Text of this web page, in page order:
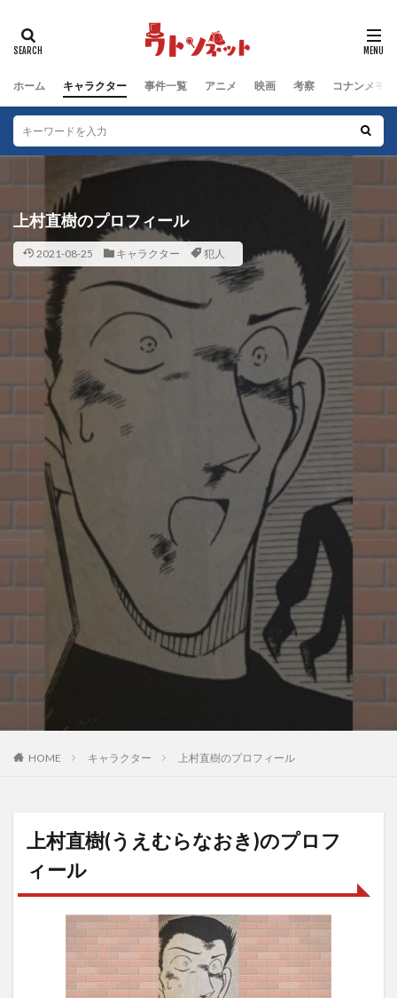
ホーム キャラクター 事件一覧 アニメ 映画 考察 コナンメモ
上村直樹のプロフィール
2021-08-25 キャラクター 犯人
HOME キャラクター 上村直樹のプロフィール
上村直樹(うえむらなおき)のプロフ
ィール
タグ
江戸川コナン編
被害者
群馬県警編 男性キャラクター
犯人
沖野ヨーコ編
毛利小五郎編
女性キャラクター
服部平次編
少年探偵団編
少年探偵団
子どもキャラクター
黒の組織
検索